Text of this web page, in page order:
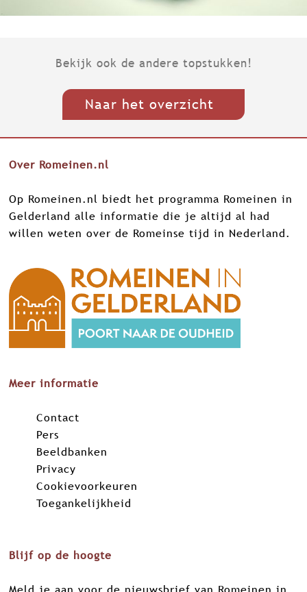
Bekijk ook de andere topstukken!
Naar het overzicht
Over Romeinen.nl
Op Romeinen.nl biedt het programma Romeinen in
Gelderland alle informatie die je altijd al had
willen weten over de Romeinse tijd in Nederland.
Meer informatie
Contact
Pers
Beeldbanken
Privacy
Cookievoorkeuren
Toegankelijkheid
Blijf op de hoogte